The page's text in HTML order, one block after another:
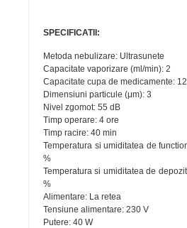
SPECIFICATII:
Metoda nebulizare: Ultrasunete
Capacitate vaporizare (ml/min): 2
Capacitate cupa de medicamente:
Dimensiuni particule (μm): 3
Nivel zgomot: 55 dB
Timp operare: 4 ore
Timp racire: 40 min
Temperatura si umiditatea de
%
Temperatura si umiditatea de
%
Alimentare: La retea
Tensiune alimentare: 230 V
Putere: 40 W